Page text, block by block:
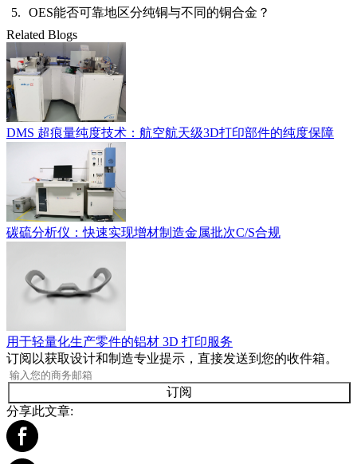
OES能否可靠地区分纯铜与不同的铜合金？
Related Blogs
DMS 超痕量纯度技术：航空航天级3D打印部件的纯度保障
碳硫分析仪：快速实现增材制造金属批次C/S合规
用于轻量化生产零件的铝材 3D 打印服务
订阅以获取设计和制造专业提示，直接发送到您的收件箱。
订阅
分享此文章: